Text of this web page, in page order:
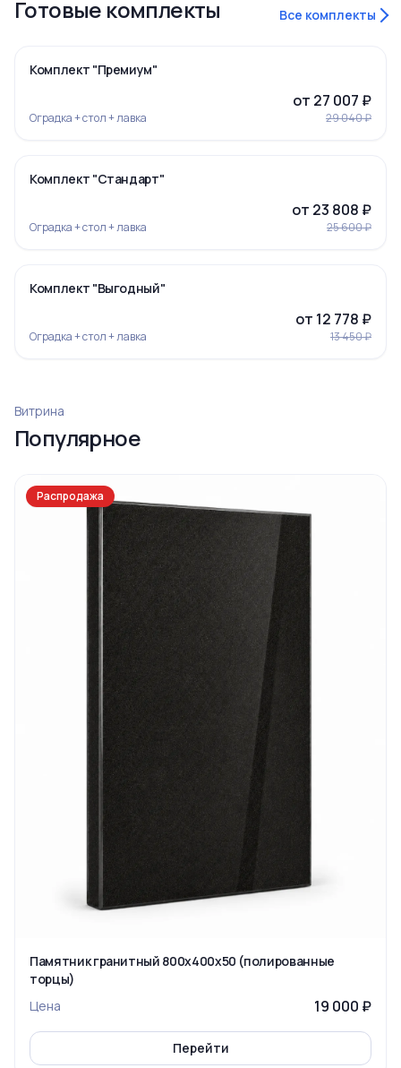
Готовые комплекты Все комплекты
Ограда 19
-7%
Комплект "Премиум"
Оградка + стол + лавка
от 27 007 ₽
29 040 ₽
-7%
Комплект "Стандарт"
Оградка + стол + лавка
от 23 808 ₽
25 600 ₽
Ограда 6
-5%
Комплект "Выгодный"
Оградка + стол + лавка
от 12 778 ₽
13 450 ₽
Витрина
Популярное
Распродажа
Памятник гранитный 800x400x50 (полированные
торцы)
Цена
19 000 ₽
Перейти